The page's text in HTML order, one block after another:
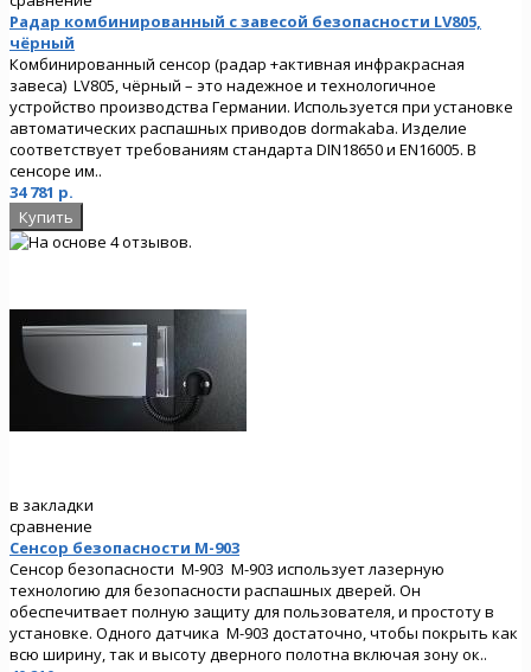
Радар комбинированный с завесой безопасности LV805,
чёрный
Комбинированный сенсор (радар +активная инфракрасная
завеса) LV805, чёрный – это надежное и технологичное
устройство производства Германии. Используется при установке
автоматических распашных приводов dormakaba. Изделие
соответствует требованиям стандарта DIN18650 и EN16005. В
сенсоре им..
34 781 р.
в закладки
сравнение
Сенсор безопасности M-903
Сенсор безопасности M-903 M-903 использует лазерную
технологию для безопасности распашных дверей. Он
обеспечитвает полную защиту для пользователя, и простоту в
установке. Одного датчика M-903 достаточно, чтобы покрыть как
всю ширину, так и высоту дверного полотна включая зону ок..